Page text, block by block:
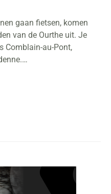
gaan fietsen, komen
van de Ourthe uit. Je
Comblain-au-Pont,